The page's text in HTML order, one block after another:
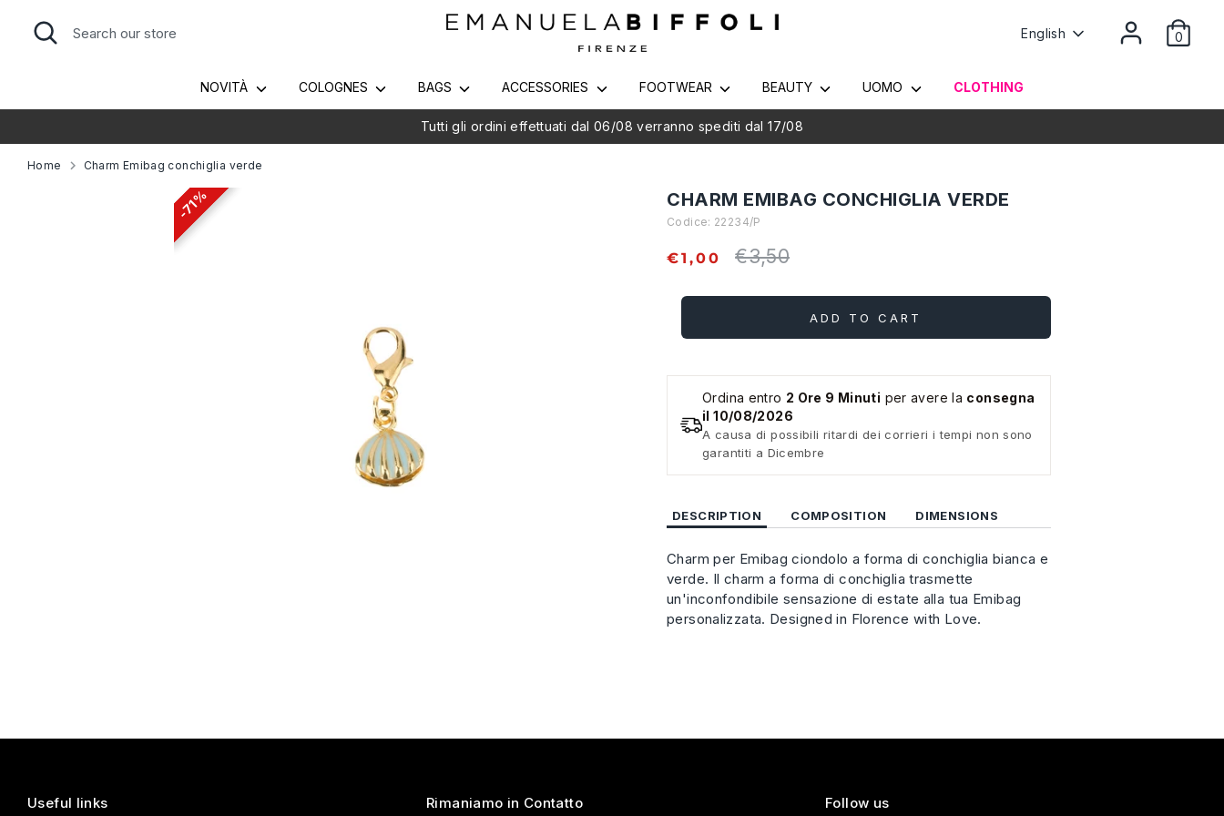
Search
Search
our
Language
English 0
NOVITÀ COLOGNES BAGS ACCESSORIES FOOTWEAR BEAUTY UOMO CLOTHING
Tutti gli ordini effettuati dal 06/08 verranno spediti dal 17/08
Home Charm Emibag conchiglia verde
71%
71% CHARM EMIBAG CONCHIGLIA VERDE
Codice: 22234/P
€1,00
Regular
€3,50
ADD TO CART
Ordina entro 2 Ore 9 Minuti per avere la consegna
il 10/08/2026
A causa di possibili ritardi dei corrieri i tempi non sono
garantiti a Dicembre
DESCRIPTION COMPOSITION DIMENSIONS
Charm per Emibag ciondolo a forma di conchiglia bianca e
verde. Il charm a forma di conchiglia trasmette
un'inconfondibile sensazione di estate alla tua Emibag
personalizzata. Designed in Florence with Love.
Useful links Rimaniamo in Contatto Follow us